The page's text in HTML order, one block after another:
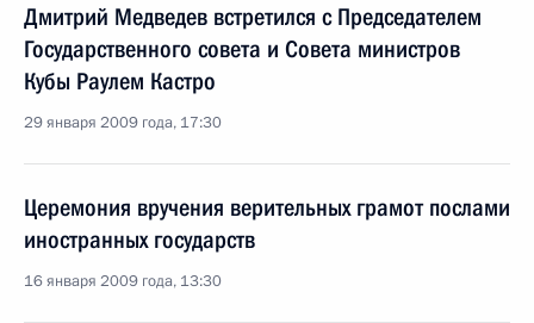
Дмитрий Медведев встретился с Председателем
Государственного совета и Совета министров
Кубы Раулем Кастро
29 января 2009 года, 17:30
Церемония вручения верительных грамот послами
иностранных государств
16 января 2009 года, 13:30